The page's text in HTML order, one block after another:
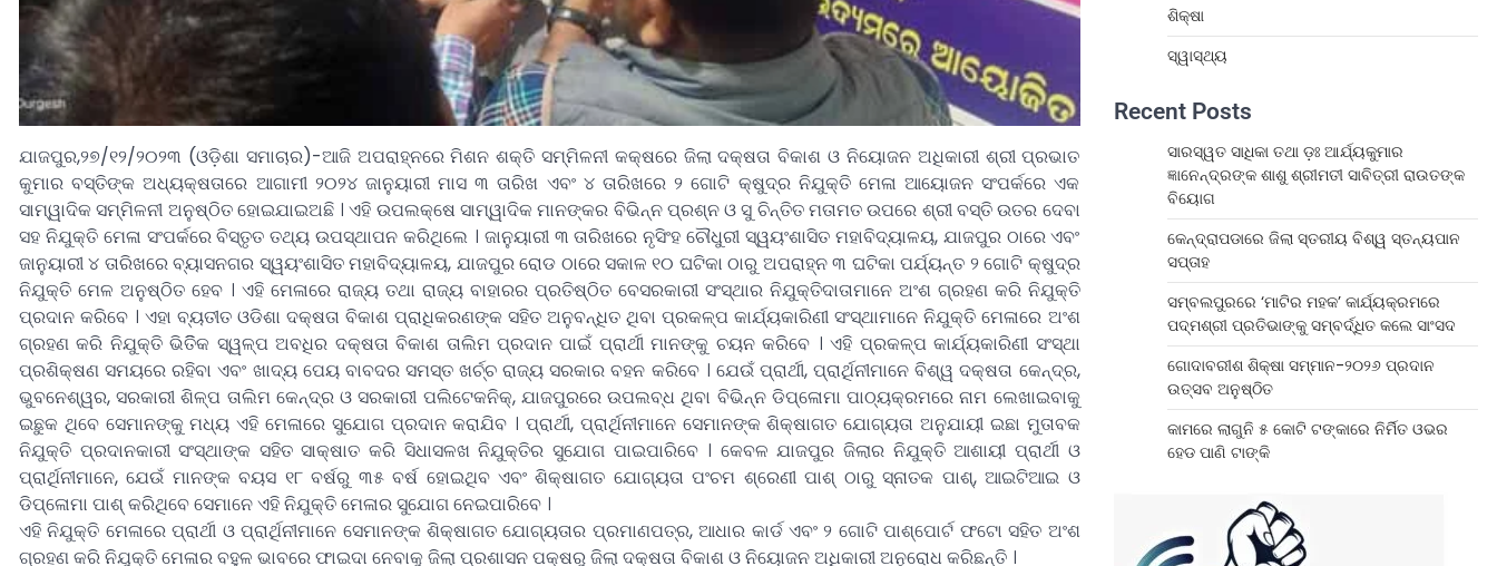
ଯାଜପୁର,୨୭/୧୨/୨୦୨୩ (ଓଡ଼ିଶା ସମାଚାର)-ଆଜି ଅପରାହ୍ନରେ ମିଶନ ଶକ୍ତି ସମ୍ମିଳନୀ କକ୍ଷରେ ଜିଲା ଦକ୍ଷତା ବିକାଶ ଓ ନିୟୋଜନ ଅଧିକାରୀ ଶ୍ରୀ ପ୍ରଭାତ
କୁମାର ବସ୍ତିଙ୍କ ଅଧ୍ୟକ୍ଷତାରେ ଆଗାମୀ ୨୦୨୪ ଜାନୁୟାରୀ ମାସ ୩ ତାରିଖ ଏବଂ ୪ ତାରିଖରେ ୨ ଗୋଟି କ୍ଷୁଦ୍ର ନିଯୁକ୍ତି ମେଳା ଆୟୋଜନ ସଂପର୍କରେ ଏକ
ସାମ୍ୱାଦିକ ସମ୍ମିଳନୀ ଅନୁଷ୍ଠିତ ହୋଇଯାଇଅଛି । ଏହି ଉପଲକ୍ଷେ ସାମ୍ୱାଦିକ ମାନଙ୍କର ବିଭିନ୍ନ ପ୍ରଶ୍ନ ଓ ସୁ ଚିନ୍ତିତ ମତାମତ ଉପରେ ଶ୍ରୀ ବସ୍ତି ଉତର ଦେବା
ସହ ନିଯୁକ୍ତି ମେଳା ସଂପର୍କରେ ବିସ୍ତୃତ ତଥ୍ୟ ଉପସ୍ଥାପନ କରିଥିଲେ । ଜାନୁୟାରୀ ୩ ତାରିଖରେ ନୃସିଂହ ଚୌଧୁରୀ ସ୍ୱୟଂଶାସିତ ମହାବିଦ୍ୟାଳୟ, ଯାଜପୁର ଠାରେ ଏବଂ
ଜାନୁୟାରୀ ୪ ତାରିଖରେ ବ୍ୟାସନଗର ସ୍ୱୟଂଶାସିତ ମହାବିଦ୍ୟାଳୟ, ଯାଜପୁର ରୋଡ ଠାରେ ସକାଳ ୧୦ ଘଟିକା ଠାରୁ ଅପରାହ୍ନ ୩ ଘଟିକା ପର୍ଯ୍ୟନ୍ତ ୨ ଗୋଟି କ୍ଷୁଦ୍ର
ନିଯୁକ୍ତି ମେଳ ଅନୁଷ୍ଠିତ ହେବ । ଏହି ମେଳାରେ ରାଜ୍ୟ ତଥା ରାଜ୍ୟ ବାହାରର ପ୍ରତିଷ୍ଠିତ ବେସରକାରୀ ସଂସ୍ଥାର ନିଯୁକ୍ତିଦାତାମାନେ ଅଂଶ ଗ୍ରହଣ କରି ନିଯୁକ୍ତି
ପ୍ରଦାନ କରିବେ । ଏହା ବ୍ୟତୀତ ଓଡିଶା ଦକ୍ଷତା ବିକାଶ ପ୍ରାଧିକରଣଙ୍କ ସହିତ ଅନୁବନ୍ଧିତ ଥିବା ପ୍ରକଳ୍ପ କାର୍ଯ୍ୟକାରିଣୀ ସଂସ୍ଥାମାନେ ନିଯୁକ୍ତି ମେଳାରେ ଅଂଶ
ଗ୍ରହଣ କରି ନିଯୁକ୍ତି ଭିତିିକ ସ୍ୱଳ୍ପ ଅବଧିର ଦକ୍ଷତା ବିକାଶ ତାଲିମ ପ୍ରଦାନ ପାଇଁ ପ୍ରାର୍ଥୀ ମାନଙ୍କୁ ଚୟନ କରିବେ । ଏହି ପ୍ରକଳ୍ପ କାର୍ଯ୍ୟକାରିଣୀ ସଂସ୍ଥା
ପ୍ରଶିକ୍ଷଣ ସମୟରେ ରହିବା ଏବଂ ଖାଦ୍ୟ ପେୟ ବାବଦର ସମସ୍ତ ଖର୍ଚ୍ଚ ରାଜ୍ୟ ସରକାର ବହନ କରିବେ । ଯେଉଁ ପ୍ରାର୍ଥୀ, ପ୍ରାର୍ଥିନୀମାନେ ବିଶ୍ୱ ଦକ୍ଷତା କେନ୍ଦ୍ର,
ଭୁବନେଶ୍ୱର, ସରକାରୀ ଶିଳ୍ପ ତାଲିମ କେନ୍ଦ୍ର ଓ ସରକାରୀ ପଲିଟେକନିକ୍, ଯାଜପୁରରେ ଉପଲବ୍ଧ ଥିବା ବିଭିନ୍ନ ଡିପ୍ଳୋମା ପାଠ୍ୟକ୍ରମରେ ନାମ ଲେଖାଇବାକୁ
ଇଛୁକ ଥିବେ ସେମାନଙ୍କୁ ମଧ୍ୟ ଏହି ମେଳାରେ ସୁଯୋଗ ପ୍ରଦାନ କରାଯିବ । ପ୍ରାର୍ଥୀ, ପ୍ରାର୍ଥିନୀମାନେ ସେମାନଙ୍କ ଶିକ୍ଷାଗତ ଯୋଗ୍ୟତା ଅନୁଯାୟୀ ଇଛା ମୁତାବକ
ନିଯୁକ୍ତି ପ୍ରଦାନକାରୀ ସଂସ୍ଥାଙ୍କ ସହିତ ସାକ୍ଷାତ କରି ସିଧାସଳଖ ନିଯୁକ୍ତିର ସୁଯୋଗ ପାଇପାରିବେ । କେବଳ ଯାଜପୁର ଜିଲାର ନିଯୁକ୍ତି ଆଶାୟୀ ପ୍ରାର୍ଥୀ ଓ
ପ୍ରାର୍ଥିନୀମାନେ, ଯେଉଁ ମାନଙ୍କ ବୟସ ୧୮ ବର୍ଷରୁ ୩୫ ବର୍ଷ ହୋଇଥିବ ଏବଂ ଶିକ୍ଷାଗତ ଯୋଗ୍ୟତା ପଂଚମ ଶ୍ରେଣୀ ପାଶ୍ ଠାରୁ ସ୍ନାତକ ପାଶ୍, ଆଇଟିଆଇ ଓ
ଡିପ୍ଳୋମା ପାଶ୍ କରିଥିବେ ସେମାନେ ଏହି ନିଯୁକ୍ତି ମେଳାର ସୁଯୋଗ ନେଇପାରିବେ ।
ଏହି ନିଯୁକ୍ତି ମେଳାରେ ପ୍ରାର୍ଥୀ ଓ ପ୍ରାର୍ଥିନୀମାନେ ସେମାନଙ୍କ ଶିକ୍ଷାଗତ ଯୋଗ୍ୟତାର ପ୍ରମାଣପତ୍ର, ଆଧାର କାର୍ଡ ଏବଂ ୨ ଗୋଟି ପାଶ୍ପୋର୍ଟ ଫଟୋ ସହିତ ଅଂଶ
ଗ୍ରହଣ କରି ନିଯୁକ୍ତି ମେଳାର ବହୁଳ ଭାବରେ ଫାଇଦା ନେବାକୁ ଜିଲା ପ୍ରଶାସନ ପକ୍ଷରୁ ଜିଲା ଦକ୍ଷତା ବିକାଶ ଓ ନିୟୋଜନ ଅଧିକାରୀ ଅନୁରୋଧ କରିଛନ୍ତି ।
ଶିକ୍ଷା
ସ୍ୱାସ୍ଥ୍ୟ
Recent Posts
ସାରସ୍ୱତ ସାଧିକା ତଥା ଡ଼ଃ ଆର୍ଯ୍ୟକୁମାର
ଜ୍ଞାନେନ୍ଦ୍ରଙ୍କ ଶାଶୁ ଶ୍ରୀମତୀ ସାବିତ୍ରୀ ରାଉତଙ୍କ
ବିୟୋଗ
କେନ୍ଦ୍ରାପଡାରେ ଜିଲା ସ୍ତରୀୟ ବିଶ୍ୱ ସ୍ତନ୍ୟପାନ
ସପ୍ତାହ
ସମ୍ବଲପୁରରେ ‘ମାଟିର ମହକ’ କାର୍ଯ୍ୟକ୍ରମରେ
ପଦ୍ମଶ୍ରୀ ପ୍ରତିଭାଙ୍କୁ ସମ୍ବର୍ଦ୍ଧିତ କଲେ ସାଂସଦ
ଗୋଦାବରୀଶ ଶିକ୍ଷା ସମ୍ମାନ-୨୦୨୬ ପ୍ରଦାନ
ଉତ୍ସବ ଅନୁଷ୍ଠିତ
କାମରେ ଲାଗୁନି ୫ କୋଟି ଟଙ୍କାରେ ନିର୍ମିତ ଓଭର
ହେଡ ପାଣି ଟାଙ୍କି